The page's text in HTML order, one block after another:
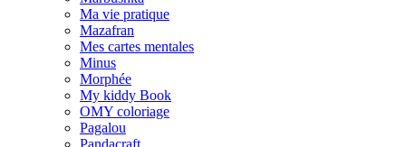
Ma vie pratique
Mazafran
Mes cartes mentales
Minus
Morphée
My kiddy Book
OMY coloriage
Pagalou